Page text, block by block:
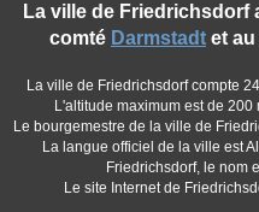
La ville de Friedrichsdorf
comté Darmstadt et
La ville de Friedrichsdorf compte
L'altitude maximum est de
Le bourgemestre de la ville de
La langue officiel de la ville est
Friedrichsdorf, le nom
Le site Internet de